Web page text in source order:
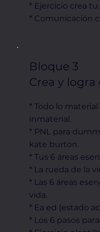
* Ejercicio crea
* Comunicación
Bloque 3
Crea y
* Todo lo
inmaterial.
* PNL para
kate burton.
* Tus 6 áreas
* La rueda de la
* Las 6 áreas
vida.
* Ea ed (estado
* Los 6 pasos